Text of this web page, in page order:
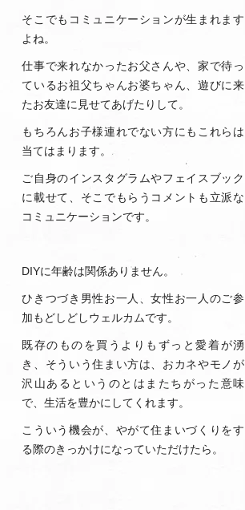
そこでもコミュニケーションが生まれます
よね。
仕事で来れなかったお父さんや、家で待っ
ているお祖父ちゃんお婆ちゃん、遊びに来
たお友達に見せてあげたりして。
もちろんお子様連れでない方にもこれらは
当てはまります。
ご自身のインスタグラムやフェイスブック
に載せて、そこでもらうコメントも立派な
コミュニケーションです。
DIYに年齢は関係ありません。
ひきつづき男性お一人、女性お一人のご参
加もどしどしウェルカムです。
既存のものを買うよりもずっと愛着が湧
き、そういう住まい方は、おカネやモノが
沢山あるというのとはまたちがった意味
で、生活を豊かにしてくれます。
こういう機会が、やがて住まいづくりをす
る際のきっかけになっていただけたら。